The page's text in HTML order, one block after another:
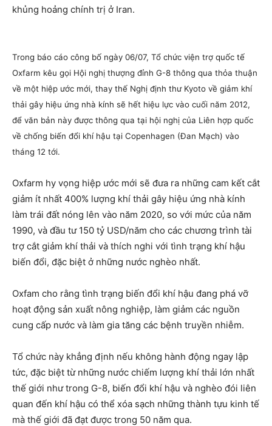
khủng hoảng chính trị ở Iran.
Trong báo cáo công bố ngày 06/07, Tổ chức viện trợ quốc tế
Oxfarm kêu gọi Hội nghị thượng đỉnh G-8 thông qua thỏa thuận
về một hiệp ước mới, thay thế Nghị định thư Kyoto về giảm khí
thải gây hiệu ứng nhà kính sẽ hết hiệu lực vào cuối năm 2012,
để văn bản này được thông qua tại hội nghị của Liên hợp quốc
về chống biến đổi khí hậu tại Copenhagen (Đan Mạch) vào
tháng 12 tới.
Oxfarm hy vọng hiệp ước mới sẽ đưa ra những cam kết cắt
giảm ít nhất 400% lượng khí thải gây hiệu ứng nhà kính
làm trái đất nóng lên vào năm 2020, so với mức của năm
1990, và đầu tư 150 tỷ USD/năm cho các chương trình tài
trợ cắt giảm khí thải và thích nghi với tình trạng khí hậu
biến đổi, đặc biệt ở những nước nghèo nhất.
Oxfam cho rằng tình trạng biến đổi khí hậu đang phá vỡ
hoạt động sản xuất nông nghiệp, làm giảm các nguồn
cung cấp nước và làm gia tăng các bệnh truyền nhiễm.
Tổ chức này khẳng định nếu không hành động ngay lập
tức, đặc biệt từ những nước chiếm lượng khí thải lớn nhất
thế giới như trong G-8, biến đổi khí hậu và nghèo đói liên
quan đến khí hậu có thể xóa sạch những thành tựu kinh tế
mà thế giới đã đạt được trong 50 năm qua.